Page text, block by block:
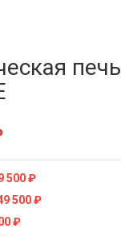
печь
500₽
500₽
₽